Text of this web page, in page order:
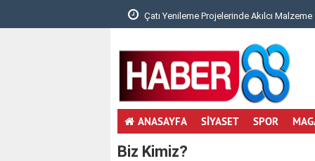
Çatı Yenileme Projelerinde Akılcı Malzeme
ANASAYFA SİYASET SPOR
Biz Kimiz?